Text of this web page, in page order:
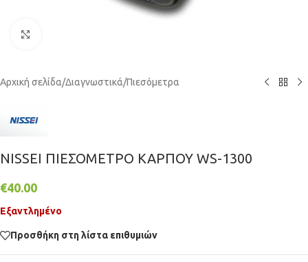
Αρχική σελίδα/Διαγνωστικά/Πιεσόμετρα
NISSEI ΠΙΕΣΟΜΕΤΡΟ ΚΑΡΠΟΥ WS-1300
€40.00
Εξαντλημένο
Προσθήκη στη λίστα επιθυμιών